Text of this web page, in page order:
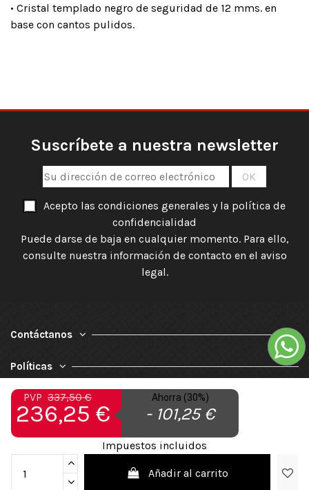
PVP 337,50 €
236,25 €
Ahorra (30%)
- 101,25 €
Impuestos incluidos
Añadir al carrito
• Cristal templado negro de seguridad de 12 mms. en
base con cantos pulidos.
Suscríbete a nuestra newsletter
Acepto las condiciones generales y la política de
confidencialidad
Puede darse de baja en cualquier momento. Para ello,
consulte nuestra información de contacto en el aviso
legal.
Contáctanos
Políticas
Nuestra Empresa